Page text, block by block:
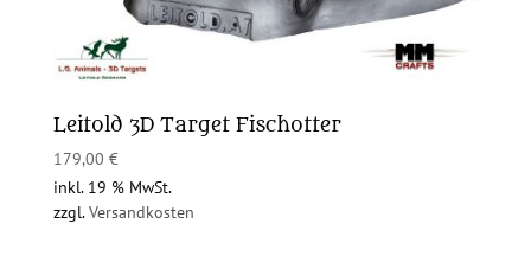
Leitold 3D Target Fischotter
179,00 €
inkl. 19 % MwSt.
zzgl.Versandkosten